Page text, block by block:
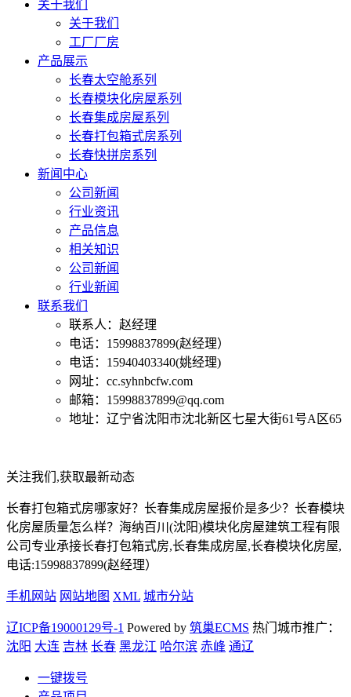
关于我们
关于我们
工厂厂房
产品展示
长春太空舱系列
长春模块化房屋系列
长春集成房屋系列
长春打包箱式房系列
长春快拼房系列
新闻中心
公司新闻
行业资讯
产品信息
相关知识
公司新闻
行业新闻
联系我们
联系人：赵经理
电话：15998837899(赵经理）
电话：15940403340(姚经理)
网址：cc.syhnbcfw.com
邮箱：15998837899@qq.com
地址：辽宁省沈阳市沈北新区七星大街61号A区65
关注我们,获取最新动态
长春打包箱式房哪家好？长春集成房屋报价是多少？长春模块
化房屋质量怎么样？海纳百川(沈阳)模块化房屋建筑工程有限
公司专业承接长春打包箱式房,长春集成房屋,长春模块化房屋,
电话:15998837899(赵经理）
手机网站 网站地图 XML 城市分站
辽ICP备19000129号-1 Powered by 筑巢ECMS 热门城市推广：
沈阳 大连 吉林 长春 黑龙江 哈尔滨 赤峰 通辽
一键拨号